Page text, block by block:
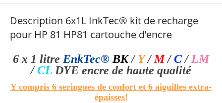
Description 6x1L InkTec® kit de recharge
pour HP 81 HP81 cartouche d’encre
6 x 1 litre EnkTec® BK / Y/M/C/ LM
/CL DYE encre de haute qualité
Y compris 6 seringues de confort et 6 aiguilles extra-
épaisses!